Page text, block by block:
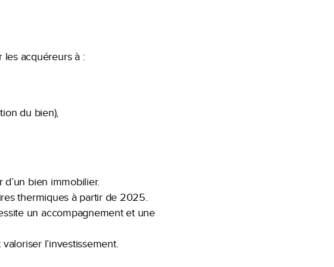
les acquéreurs à :
du bien),
bien immobilier.
thermiques à partir de 2025.
un accompagnement et une
l’investissement.